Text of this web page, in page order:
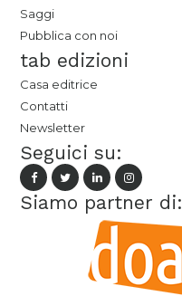
Saggi
Pubblica con noi
tab edizioni
Casa editrice
Contatti
Newsletter
Seguici su:
Siamo partner di: